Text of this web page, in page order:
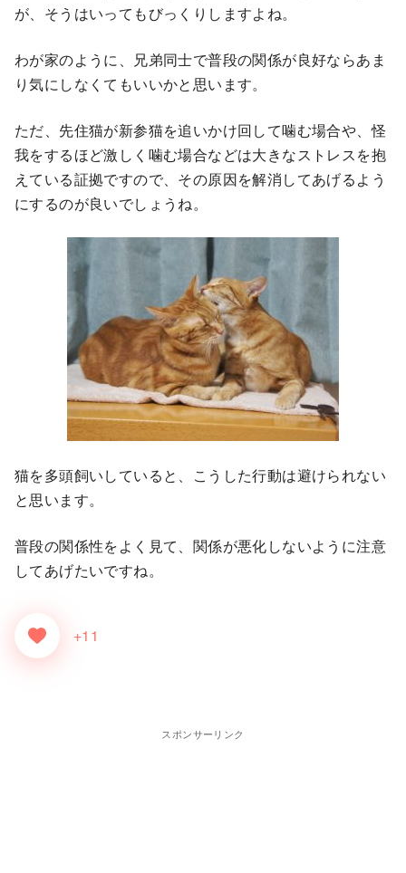
が、そうはいってもびっくりしますよね。
わが家のように、兄弟同士で普段の関係が良好ならあま
り気にしなくてもいいかと思います。
ただ、先住猫が新参猫を追いかけ回して噛む場合や、怪
我をするほど激しく噛む場合などは大きなストレスを抱
えている証拠ですので、その原因を解消してあげるよう
にするのが良いでしょうね。
猫を多頭飼いしていると、こうした行動は避けられない
と思います。
普段の関係性をよく見て、関係が悪化しないように注意
してあげたいですね。
+11
スポンサーリンク